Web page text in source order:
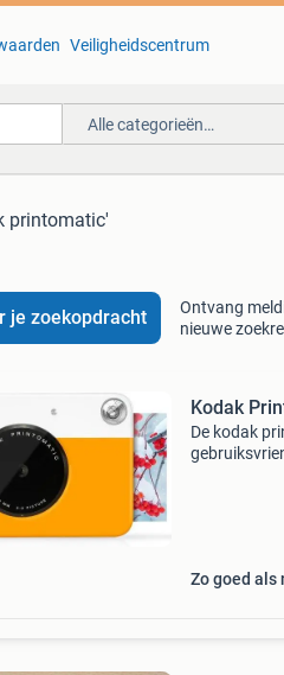
Veiligheidscentrum
Alle categorieën…
printomatic'
je zoekopdracht
Ontvang
nieuwe
Kodak
De kodak
Zo goed als